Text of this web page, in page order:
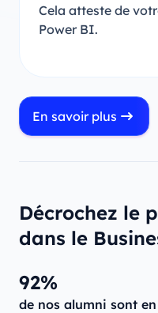
Cela atteste de
Power BI.
En savoir plus
Décrochez le
dans le
92%
de nos alumni sont